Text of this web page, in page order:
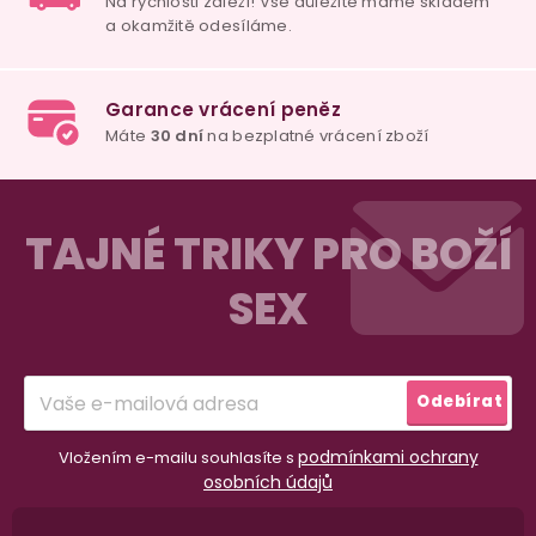
98% spokojenost
recenzí ověřených zakazníků
TAJNÉ TRIKY PRO BOŽÍ
SEX
Vložením e-mailu souhlasíte s podmínkami ochrany
osobních údajů
Odebírat